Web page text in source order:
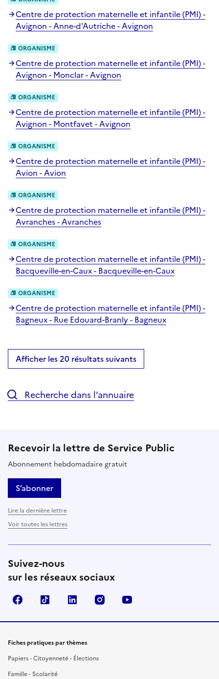
Centre de protection maternelle et infantile (PMI) -
Avignon - Anne-d'Autriche - Avignon
ORGANISME
Centre de protection maternelle et infantile (PMI) -
Avignon - Monclar - Avignon
ORGANISME
Centre de protection maternelle et infantile (PMI) -
Avignon - Montfavet - Avignon
ORGANISME
Centre de protection maternelle et infantile (PMI) -
Avion - Avion
ORGANISME
Centre de protection maternelle et infantile (PMI) -
Avranches - Avranches
ORGANISME
Centre de protection maternelle et infantile (PMI) -
Bacqueville-en-Caux - Bacqueville-en-Caux
ORGANISME
Centre de protection maternelle et infantile (PMI) -
Bagneux - Rue Edouard-Branly - Bagneux
Afficher les 20 résultats suivants
Recherche dans l’annuaire
Recevoir la lettre de Service Public
Abonnement hebdomadaire gratuit
S’abonner
Lire la dernière lettre
Voir toutes les lettres
Suivez-nous
sur les réseaux sociaux
FacebookTikTok LinkedIn Instagram
Fiches pratiques par thèmes
Papiers - Citoyenneté - Élections
Famille - Scolarité